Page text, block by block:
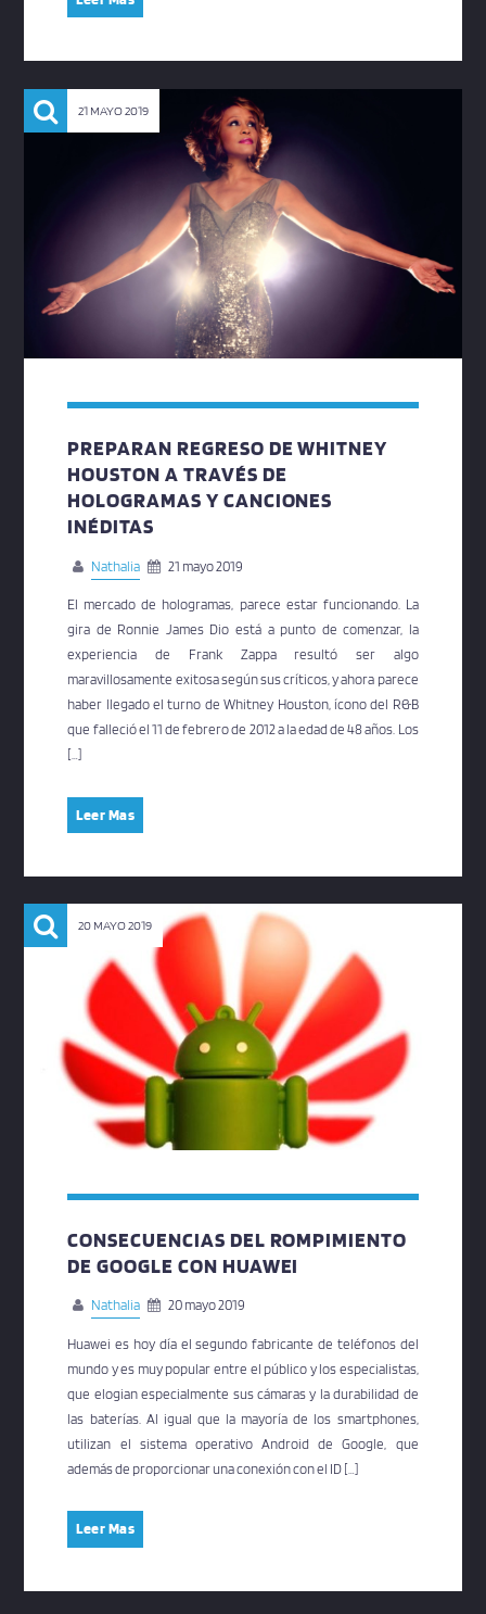
21 MAYO 2019
PREPARAN REGRESO DE WHITNEY
HOUSTON A TRAVÉS DE
HOLOGRAMAS Y CANCIONES
INÉDITAS
Nathalia 21 mayo 2019
El mercado de hologramas, parece estar funcionando. La
gira de Ronnie James Dio está a punto de comenzar, la
experiencia de Frank Zappa resultó ser algo
maravillosamente exitosa según sus críticos, y ahora parece
haber llegado el turno de Whitney Houston, ícono del R&B
que falleció el 11 de febrero de 2012 a la edad de 48 años. Los
[…]
Leer Mas
20 MAYO 2019
CONSECUENCIAS DEL ROMPIMIENTO
DE GOOGLE CON HUAWEI
Nathalia 20 mayo 2019
Huawei es hoy día el segundo fabricante de teléfonos del
mundo y es muy popular entre el público y los especialistas,
que elogian especialmente sus cámaras y la durabilidad de
las baterías. Al igual que la mayoría de los smartphones,
utilizan el sistema operativo Android de Google, que
además de proporcionar una conexión con el ID […]
Leer Mas